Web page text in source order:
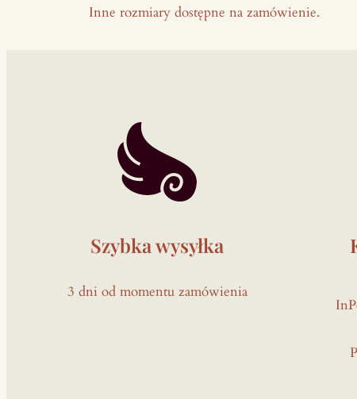
Inne rozmiary dostępne na zamówienie.
Szybka wysyłka
3 dni od momentu zamówienia